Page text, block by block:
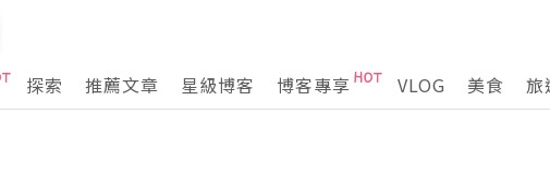
探索
推薦文章 星級博客 博客專享 VLOG 美食 旅